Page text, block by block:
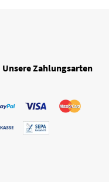
Unsere Zahlungsarten